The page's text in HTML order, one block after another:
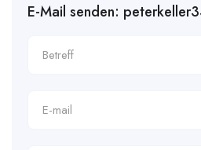
E-Mail senden: